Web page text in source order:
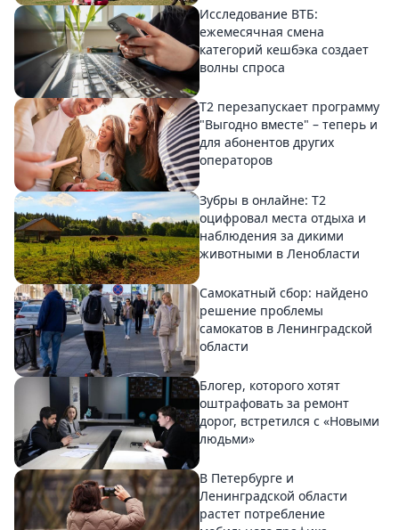
Исследование ВТБ:
ежемесячная смена
категорий кешбэка создает
волны спроса
Т2 перезапускает программу
"Выгодно вместе" – теперь и
для абонентов других
операторов
Зубры в онлайне: Т2
оцифровал места отдыха и
наблюдения за дикими
животными в Ленобласти
Самокатный сбор: найдено
решение проблемы
самокатов в Ленинградской
области
Блогер, которого хотят
оштрафовать за ремонт
дорог, встретился с «Новыми
людьми»
В Петербурге и
Ленинградской области
растет потребление